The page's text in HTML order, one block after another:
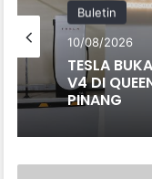
Buletin
10/08/2026
TESLA
V4 DI
PINANG